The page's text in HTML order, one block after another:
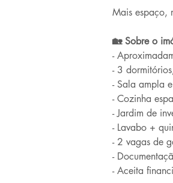
Mais espaço,
🏡 Sobre o
-
- 3
- Sala ampla
- Cozinha
- Jardim de
- Lavabo +
- 2 vagas de
-
- Aceita